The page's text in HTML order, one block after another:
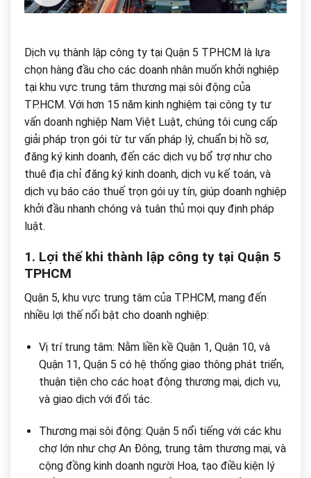
Dịch vụ thành lập công ty tại Quận 5 TPHCM là lựa
chọn hàng đầu cho các doanh nhân muốn khởi nghiệp
tại khu vực trung tâm thương mại sôi động của
TP.HCM. Với hơn 15 năm kinh nghiệm tại công ty tư
vấn doanh nghiệp Nam Việt Luật, chúng tôi cung cấp
giải pháp trọn gói từ tư vấn pháp lý, chuẩn bị hồ sơ,
đăng ký kinh doanh, đến các dịch vụ bổ trợ như cho
thuê địa chỉ đăng ký kinh doanh, dịch vụ kế toán, và
dịch vụ báo cáo thuế trọn gói uy tín, giúp doanh nghiệp
khởi đầu nhanh chóng và tuân thủ mọi quy định pháp
luật.
1. Lợi thế khi thành lập công ty tại Quận 5
TPHCM
Quận 5, khu vực trung tâm của TP.HCM, mang đến
nhiều lợi thế nổi bật cho doanh nghiệp:
Vị trí trung tâm: Nằm liền kề Quận 1, Quận 10, và
Quận 11, Quận 5 có hệ thống giao thông phát triển,
thuận tiện cho các hoạt động thương mại, dịch vụ,
và giao dịch với đối tác.
Thương mại sôi động: Quận 5 nổi tiếng với các khu
chợ lớn như chợ An Đông, trung tâm thương mại, và
cộng đồng kinh doanh người Hoa, tạo điều kiện lý